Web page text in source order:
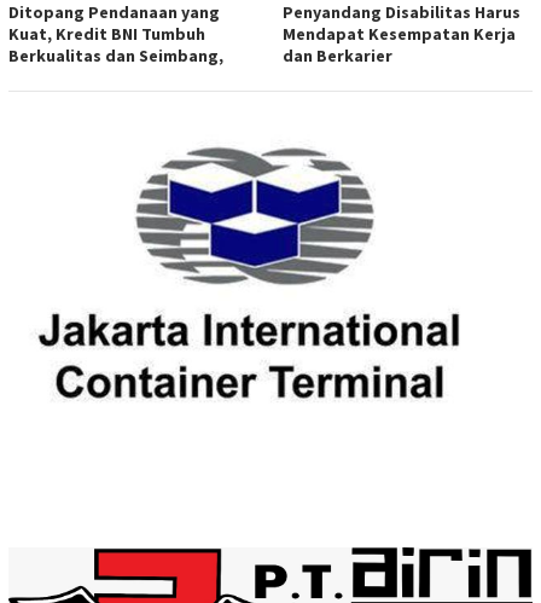
Ditopang Pendanaan yang
Kuat, Kredit BNI Tumbuh
Berkualitas dan Seimbang,
Penyandang Disabilitas Harus
Mendapat Kesempatan Kerja
dan Berkarier